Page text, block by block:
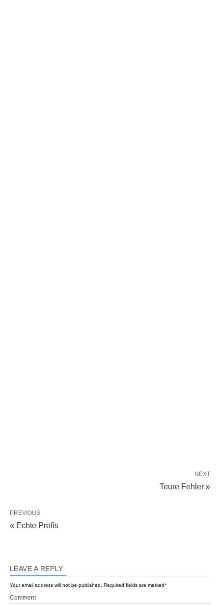
NEXT
Teure Fehler »
PREVIOUS
« Echte Profis
LEAVE A REPLY
Your email address will not be published. Required fields are marked*
Comment